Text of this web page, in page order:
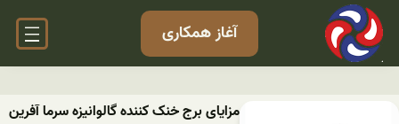
آغاز همکاری
مزایای برج خنک کننده گالوانیزه سرما آفرین